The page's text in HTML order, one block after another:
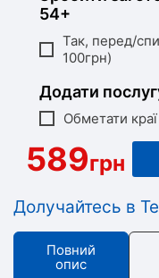
54+
Так, перед/
100грн)
Додати
Обметати
589грн
Долучайтесь в
Повний
опис